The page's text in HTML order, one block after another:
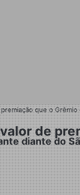
que o
de
diante do